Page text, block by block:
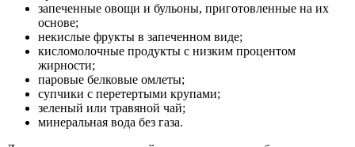
запеченные овощи и бульоны, приготовленные на их
основе;
некислые фрукты в запеченном виде;
кисломолочные продукты с низким процентом
жирности;
паровые белковые омлеты;
супчики с перетертыми крупами;
зеленый или травяной чай;
минеральная вода без газа.